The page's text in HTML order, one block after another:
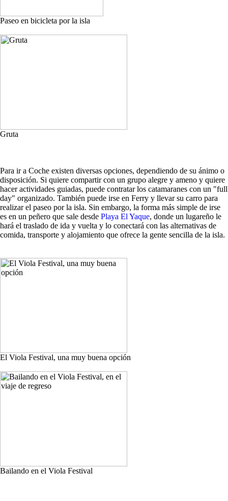
Paseo en bicicleta por la isla
Gruta
Para ir a Coche existen diversas opciones, dependiendo de su ánimo o
disposición. Si quiere compartir con un grupo alegre y ameno y quiere
hacer actividades guiadas, puede contratar los catamaranes con un "full
day" organizado. También puede irse en Ferry y llevar su carro para
realizar el paseo por la isla. Sin embargo, la forma más simple de irse
es en un peñero que sale desde Playa El Yaque, donde un lugareño le
hará el traslado de ida y vuelta y lo conectará con las alternativas de
comida, transporte y alojamiento que ofrece la gente sencilla de la isla.
El Viola Festival, una muy buena opción
Bailando en el Viola Festival